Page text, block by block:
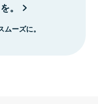
。
ーズに。